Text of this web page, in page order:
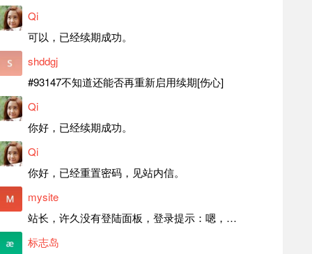
Qi
可以，已经续期成功。
shddgj
#93147不知道还能否再重新启用续期[伤心]
Qi
你好，已经续期成功。
Qi
你好，已经重置密码，见站内信。
mysite
站长，许久没有登陆面板，登录提示：嗯，登录详细信息似乎不正确。请重试。 网站还可以正常使用。如果是密码问题请帮忙重置一下密码。谢谢。订单号：97790，账号：aa20210950。 站长，提交了工单，你回复续期成功，不过我的问题是面部登陆信息有问题，一直是初始密码，现在无法登陆，有时间麻烦排查一下。
标志岛